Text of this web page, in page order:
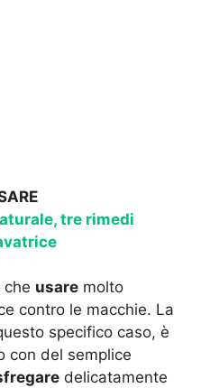
tre rimedi
che usare molto
contro le macchie. La
specifico caso, è
con del semplice
delicatamente